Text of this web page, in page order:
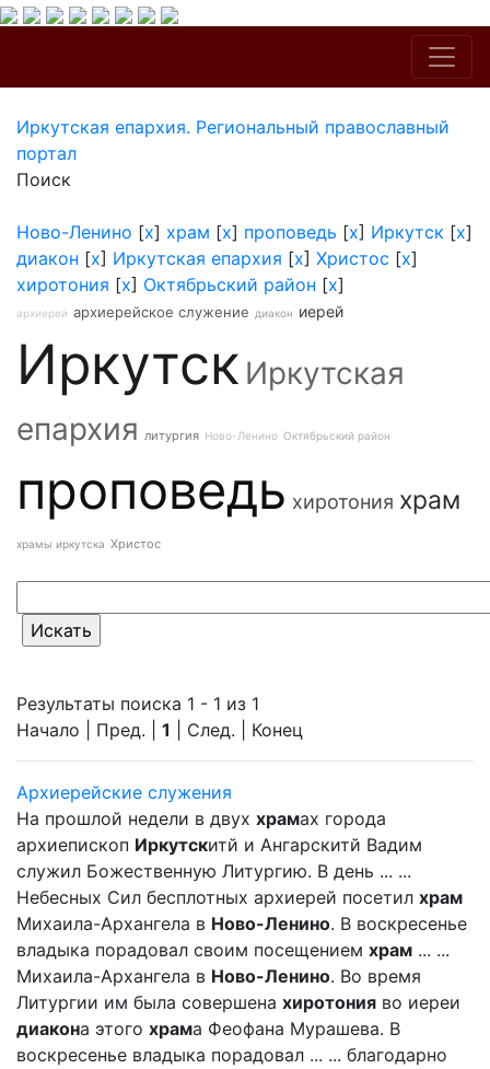
Иркутская епархия. Региональный православный
портал
Поиск
Ново-Ленино [x] храм [x] проповедь [x] Иркутск [x]
диакон [x] Иркутская епархия [x] Христос [x]
хиротония [x] Октябрьский район [x]
архиерей архиерейское служение диакон иерей
Иркутск Иркутская
епархия литургия Ново-Ленино Октябрьский район
проповедь хиротония храм
храмы иркутска Христос
Результаты поиска 1 - 1 из 1
Начало | Пред. | 1 | След. | Конец
Архиерейские служения
На прошлой недели в двух храмах города
архиепископ Иркутскитй и Ангарскитй Вадим
служил Божественную Литургию. В день ... ...
Небесных Сил бесплотных архиерей посетил храм
Михаила-Архангела в Ново-Ленино. В воскресенье
владыка порадовал своим посещением храм ... ...
Михаила-Архангела в Ново-Ленино. Во время
Литургии им была совершена хиротония во иереи
диакона этого храма Феофана Мурашева. В
воскресенье владыка порадовал ... ... благодарно